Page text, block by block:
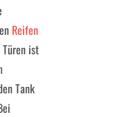
Reifen
ist
Tank